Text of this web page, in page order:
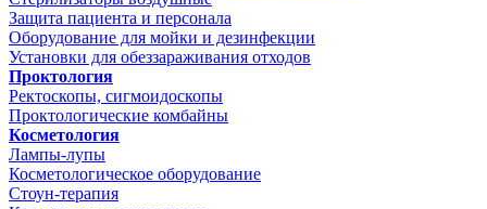
Защита пациента и персонала
Оборудование для мойки и дезинфекции
Установки для обеззараживания отходов
Проктология
Ректоскопы, сигмоидоскопы
Проктологические комбайны
Косметология
Лампы-лупы
Косметологическое оборудование
Стоун-терапия